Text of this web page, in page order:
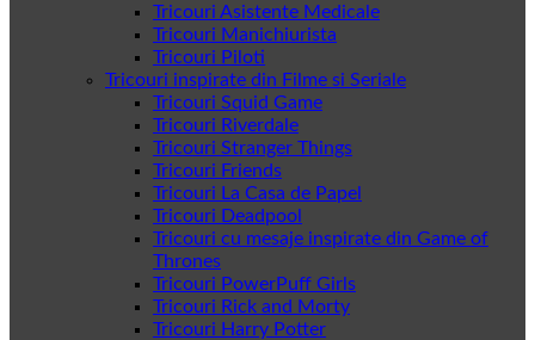
Tricouri Asistente Medicale
Tricouri Manichiurista
Tricouri Piloti
Tricouri inspirate din Filme si Seriale
Tricouri Squid Game
Tricouri Riverdale
Tricouri Stranger Things
Tricouri Friends
Tricouri La Casa de Papel
Tricouri Deadpool
Tricouri cu mesaje inspirate din Game of
Thrones
Tricouri PowerPuff Girls
Tricouri Rick and Morty
Tricouri Harry Potter